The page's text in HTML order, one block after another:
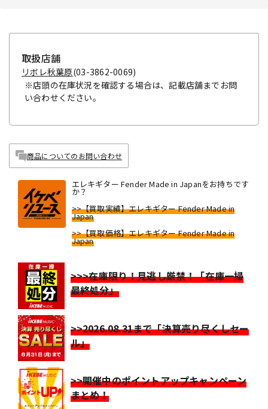
取扱店舗
リボレ秋葉原(03-3862-0069)
※店頭の在庫状況を確認する場合は、記載店舗までお問
い合わせください。
商品についてのお問い合わせ
エレキギター Fender Made in Japanをお持ちです
か？
>>【買取実績】エレキギター Fender Made in
Japan
>>【買取価格】エレキギター Fender Made in
Japan
>>>在庫限り！見逃し厳禁！「在庫一掃
最終処分」
>>2026.08.31まで「決算売り尽くしセー
ル」
>>開催中のポイントアップキャンペーン
まとめ！